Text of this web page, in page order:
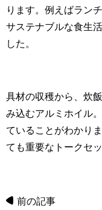
ります。例えばラン
サステナブルな食生
した。
具材の収穫から、炊
み込むアルミホイル
ていることがわかり
ても重要なトークセ
前の記事